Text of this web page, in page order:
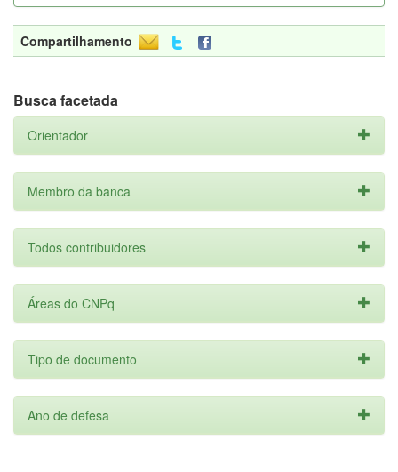
Compartilhamento
Busca facetada
Orientador
Membro da banca
Todos contribuidores
Áreas do CNPq
Tipo de documento
Ano de defesa